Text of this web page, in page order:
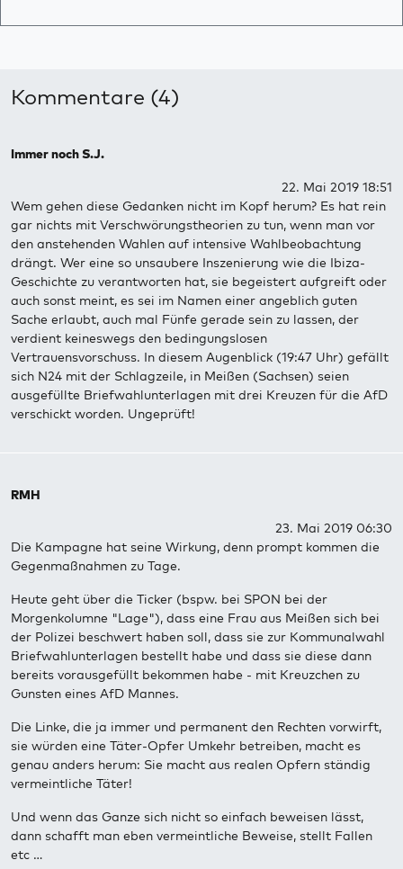
Kommentare (4)
Immer noch S.J.
22. Mai 2019 18:51
Wem gehen diese Gedanken nicht im Kopf herum? Es hat rein
gar nichts mit Verschwörungstheorien zu tun, wenn man vor
den anstehenden Wahlen auf intensive Wahlbeobachtung
drängt. Wer eine so unsaubere Inszenierung wie die Ibiza-
Geschichte zu verantworten hat, sie begeistert aufgreift oder
auch sonst meint, es sei im Namen einer angeblich guten
Sache erlaubt, auch mal Fünfe gerade sein zu lassen, der
verdient keineswegs den bedingungslosen
Vertrauensvorschuss. In diesem Augenblick (19:47 Uhr) gefällt
sich N24 mit der Schlagzeile, in Meißen (Sachsen) seien
ausgefüllte Briefwahlunterlagen mit drei Kreuzen für die AfD
verschickt worden. Ungeprüft!
RMH
23. Mai 2019 06:30
Die Kampagne hat seine Wirkung, denn prompt kommen die
Gegenmaßnahmen zu Tage.
Heute geht über die Ticker (bspw. bei SPON bei der
Morgenkolumne "Lage"), dass eine Frau aus Meißen sich bei
der Polizei beschwert haben soll, dass sie zur Kommunalwahl
Briefwahlunterlagen bestellt habe und dass sie diese dann
bereits vorausgefüllt bekommen habe - mit Kreuzchen zu
Gunsten eines AfD Mannes.
Die Linke, die ja immer und permanent den Rechten vorwirft,
sie würden eine Täter-Opfer Umkehr betreiben, macht es
genau anders herum: Sie macht aus realen Opfern ständig
vermeintliche Täter!
Und wenn das Ganze sich nicht so einfach beweisen lässt,
dann schafft man eben vermeintliche Beweise, stellt Fallen
etc …